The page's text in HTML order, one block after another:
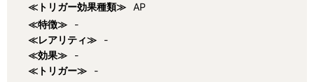
≪トリガー効果種類≫ AP
≪特徴≫
-
≪レアリティ≫
-
≪効果≫
-
≪トリガー≫
-